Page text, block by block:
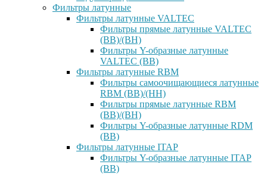
Фильтры латунные
Фильтры латунные VALTEC
Фильтры прямые латунные VALTEC
(ВВ)/(ВН)
Фильтры Y-образные латунные
VALTEC (ВВ)
Фильтры латунные RBM
Фильтры самоочищающиеся латунные
RBM (ВВ)/(НН)
Фильтры прямые латунные RBM
(ВВ)/(ВН)
Фильтры Y-образные латунные RDM
(ВВ)
Фильтры латунные ITAP
Фильтры Y-образные латунные ITAP
(ВВ)